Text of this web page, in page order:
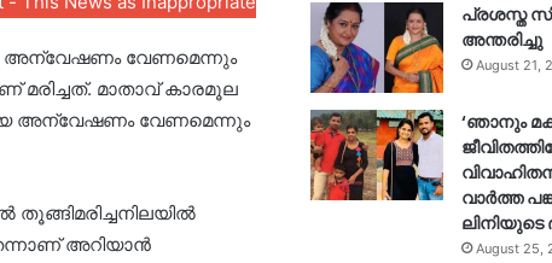
അന്വേഷണം വേണമെന്നും
മരിച്ചത്. മാതാവ് കാരമൂല
അന്വേഷണം വേണമെന്നും
അറിയാൻ
പ്രശസ്ത
അന്തരിച്ചു
August 21,
‘ഞാനും
വാർത്ത
ലിനിയുടെ
August 25,